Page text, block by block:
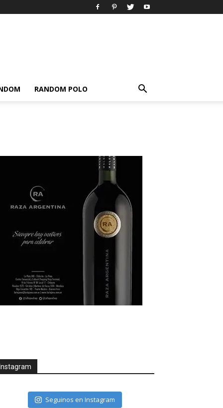
RANDOM POLO
Instagram
Seguinos en Instagram